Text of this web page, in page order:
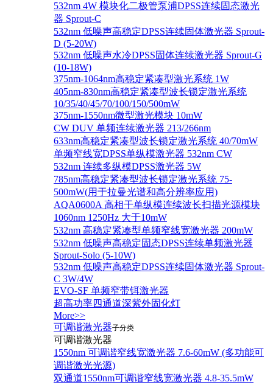
532nm 4W 模块化二极管泵浦DPSS连续固态激光
器 Sprout-C
532nm 低噪声高稳定DPSS连续固体激光器 Sprout-
D (5-20W)
532nm 低噪声水冷DPSS固体连续激光器 Sprout-G
(10-18W)
375nm-1064nm高稳定紧凑型激光系统 1W
405nm-830nm高稳定紧凑型波长锁定激光系统
10/35/40/45/70/100/150/500mW
375nm-1550nm微型激光模块 10mW
CW DUV 单频连续激光器 213/266nm
633nm高稳定紧凑型波长锁定激光系统 40/70mW
单频窄线宽DPSS单纵模激光器 532nm CW
532nm 连续多纵模DPSS激光器 5W
785nm高稳定紧凑型波长锁定激光系统 75-
500mW(用于拉曼光谱和高分辨率应用)
AQA0600A 高相干单纵模连续波长扫描光源模块
1060nm 1250Hz 大于10mW
532nm 高稳定紧凑型单频窄线宽激光器 200mW
532nm 低噪声高稳定固态DPSS连续单频激光器
Sprout‐Solo (5-10W)
532nm 低噪声高稳定DPSS连续固体激光器 Sprout-
C 3W/4W
EVO-SF 单频窄带铒激光器
超高功率四通道深紫外固化灯
More>>
可调谐激光器子分类
可调谐激光器
1550nm 可调谐窄线宽激光器 7.6-60mW (多功能可
调谐激光光源)
双通道1550nm可调谐窄线宽激光器 4.8-35.5mW